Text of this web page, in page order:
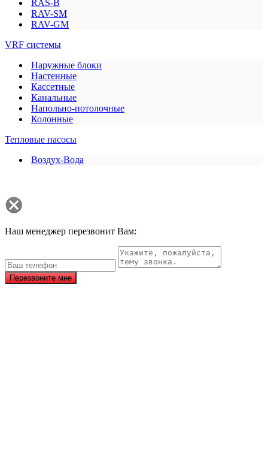
RAS-B
RAV-SM
RAV-GM
VRF системы
Наружные блоки
Настенные
Кассетные
Канальные
Напольно-потолочные
Колонные
Тепловые насосы
Воздух-Вода
Наш менеджер перезвонит Вам:
Перезвоните мне